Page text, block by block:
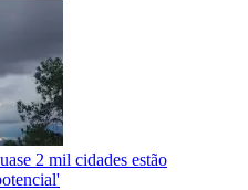
2 mil cidades estão